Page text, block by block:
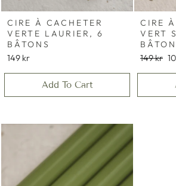
CIRE À CACHETER
VERTE LAURIER, 6
BÂTONS
149 kr
Add To Cart
CIRE
VERT
Prix
149 kr